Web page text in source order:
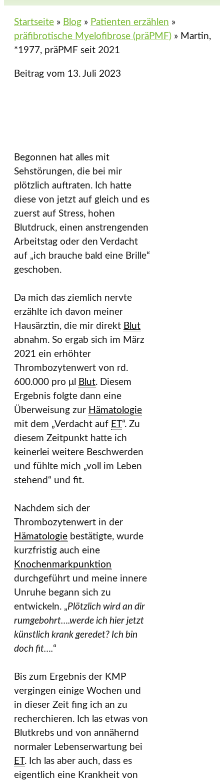
Startseite » Blog » Patienten erzählen »
präfibrotische Myelofibrose (präPMF) » Martin,
*1977, präPMF seit 2021
Beitrag vom 13. Juli 2023
Begonnen hat alles mit
Sehstörungen, die bei mir
plötzlich auftraten. Ich hatte
diese von jetzt auf gleich und es
zuerst auf Stress, hohen
Blutdruck, einen anstrengenden
Arbeitstag oder den Verdacht
auf „ich brauche bald eine Brille“
geschoben.
Da mich das ziemlich nervte
erzählte ich davon meiner
Hausärztin, die mir direkt Blut
abnahm. So ergab sich im März
2021 ein erhöhter
Thrombozytenwert von rd.
600.000 pro μl Blut. Diesem
Ergebnis folgte dann eine
Überweisung zur Hämatologie
mit dem „Verdacht auf ET “. Zu
diesem Zeitpunkt hatte ich
keinerlei weitere Beschwerden
und fühlte mich „voll im Leben
stehend“ und fit.
Nachdem sich der
Thrombozytenwert in der
Hämatologie bestätigte, wurde
kurzfristig auch eine
Knochenmarkpunktion
durchgeführt und meine innere
Unruhe begann sich zu
entwickeln. „Plötzlich wird an dir
rumgebohrt….werde ich hier jetzt
künstlich krank geredet? Ich bin
doch fit….“
Bis zum Ergebnis der KMP
vergingen einige Wochen und
in dieser Zeit fing ich an zu
recherchieren. Ich las etwas von
Blutkrebs und von annähernd
normaler Lebenserwartung bei
ET . Ich las aber auch, dass es
eigentlich eine Krankheit von